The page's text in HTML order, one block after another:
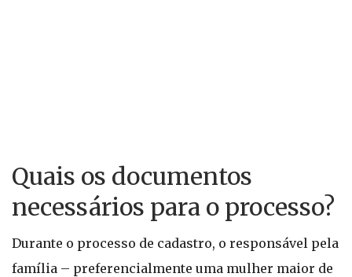
Quais os documentos
necessários para o processo?
Durante o processo de cadastro, o responsável pela
família – preferencialmente uma mulher maior de